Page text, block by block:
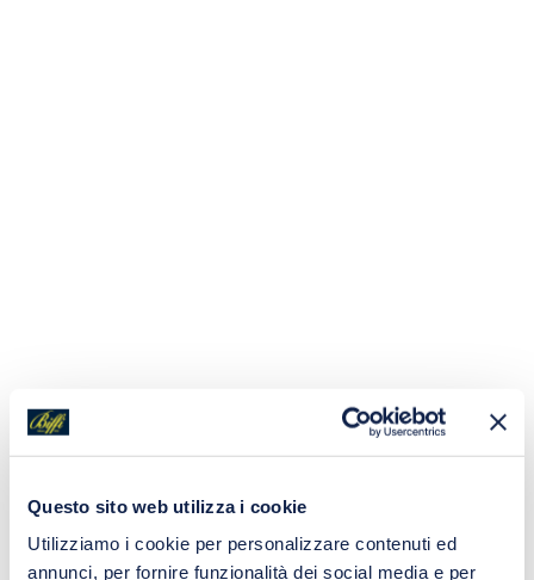
Questo sito web utilizza i cookie
Utilizziamo i cookie per personalizzare contenuti ed
annunci, per fornire funzionalità dei social media e per